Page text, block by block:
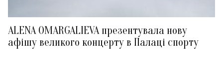
ALENA OMARGALIEVA презентувала нову
афішу великого концерту в Палаці спорту